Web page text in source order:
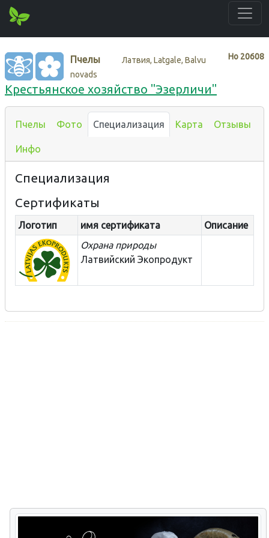
Нo 20608
Пчелы
Латвия, Latgale, Balvu
novads
Крестьянское хозяйство "Эзерличи"
Пчелы Фото Специализация Карта Отзывы
Инфо
Специализация
Сертификаты
Логотип имя сертификата
Описание
Охрана природы
Латвийский Экопродукт